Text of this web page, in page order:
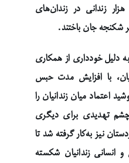
یازده هزار زندانی در زندان‌های
شکنجه جان باختند.
به دلیل خودداری از همکاری
با افزایش مدت حبس
اعتماد میان زندانیان را
چشم تهدیدی برای دیگری
نیز به‌کار گرفته شد تا
انسانی زندانیان شکسته